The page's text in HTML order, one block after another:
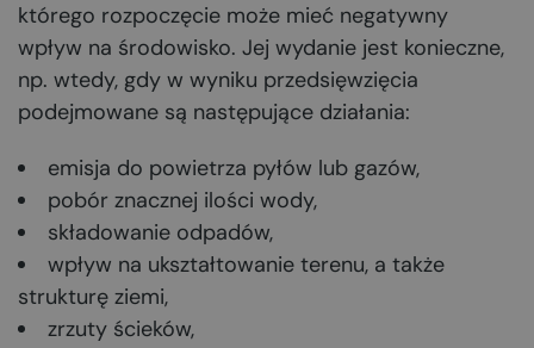
którego rozpoczęcie może mieć negatywny
wpływ na środowisko. Jej wydanie jest konieczne,
np. wtedy, gdy w wyniku przedsięwzięcia
podejmowane są następujące działania:
emisja do powietrza pyłów lub gazów,
pobór znacznej ilości wody,
składowanie odpadów,
wpływ na ukształtowanie terenu, a także
strukturę ziemi,
zrzuty ścieków,